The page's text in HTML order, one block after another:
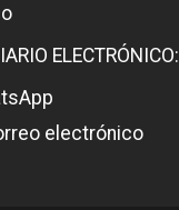
ELECTRÓNICO:
electrónico